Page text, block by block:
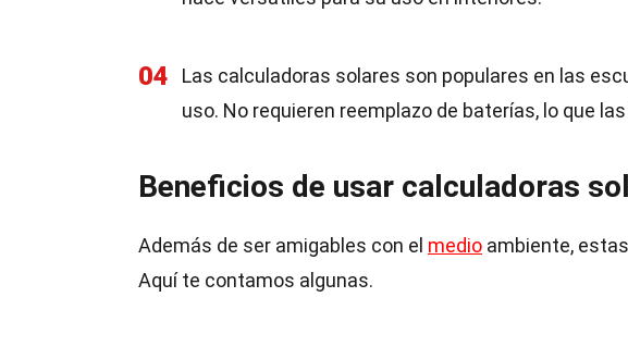
04
Las calculadoras solares son populares en las
uso. No requieren reemplazo de baterías, lo que
Beneficios de usar calculadoras
Además de ser amigables con el medio ambiente,
Aquí te contamos algunas.